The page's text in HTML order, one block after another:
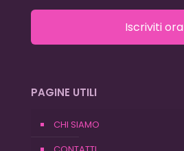
Iscriviti ora
PAGINE UTILI
CHI SIAMO